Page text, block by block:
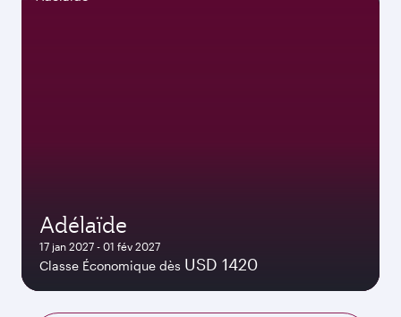
Adélaïde
17 jan 2027 - 01 fév 2027
Classe Économique dès USD 1420